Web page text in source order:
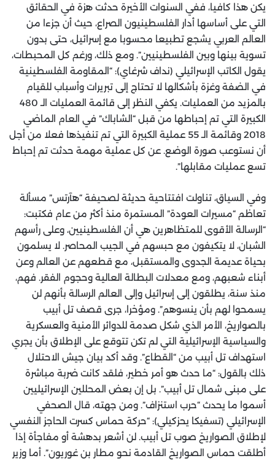
يكن هذا كافيا، ففي السنوات الأخيرة حدثت هزة في الحقائق
التي على أساسها أدار الفلسطينيون الصراع، حيث أن جزءا من
العالم العربي يشجع تطبيعا محسوبا مع إسرائيل، حتى بدون
تسوية بينها وبين الفلسطينيين”. ومع ذلك، ورغم كل المحبطات،
يقول الكاتب الإسرائيلي (نداف شرغاي): “المقاومة الفلسطينية
في الضفة وغزة بأشكالها لا تحتاج إلى تبريرات وأسباب للقيام
بالمزيد من العمليات. يكفي النظر إلى قائمة العمليات الـ 480
الكبيرة التي تم إحباطها من قبل “الشاباك” في العام الماضي
2018 وقائمة الـ 55 عملية الكبيرة التي تم تنفيذها فعلا من أجل
أن نستوعب صورة الوضع. عن كل عملية مهمة حدثت تم إحباط
تسع عمليات مقابلها”.
وفي السياق، تناولت افتتاحية حديثة لصحيفة “هآرتس” مسألة
تعاظم “مسيرات العودة” المستمرة منذ أكثر من عام فكتبت:
“الرسالة الأقوى للمتظاهرين هي أن الفلسطينيين، وعلى رأسهم
الشبان، لا يتكيفون مع حبسهم في الجيب المحاصر. لا يسلمون
بحياة عديمة الجدوى والمستقبل، مع قطعهم عن العالم وعن
أبناء شعبهم، ومع معدلات البطالة العالية وحجوم الفقر. فهم،
منذ سنة، يطلقون إلى إسرائيل وإلى العالم الرسالة بأنهم لن
يسمحوا لهم بأن ينسوهم”. ومؤخرا، جرى قصف تل أبيب
بالصواريخ، الأمر الذي شكل صدمة للدوائر الأمنية والعسكرية
والسياسية الإسرائيلية التي لم تكن تتوقع على الإطلاق بأن يجري
استهداف تل أبيب من “القطاع”. وقد أكد بيان جيش الاحتلال
ذلك بالقول: “ما حدث هو أمر خطير، فلقد كانت ضربة مباشرة
على مبنى شمال تل أبيب”. بل إن بعض المحللين الإسرائيليين
أسموا ما يحدث “حرب استنزاف”. ومن جهته، قال الصحفي
الإسرائيلي (تسفيكا يحزكيلي): “حركة حماس كسرت الحاجز النفسي
لإطلاق الصواريخ صوب تل أبيب. لن أشعر بدهشة أو مفاجأة إذا
أطلقت حماس الصواريخ القادمة نحو مطار بن غوريون”. أما وزير